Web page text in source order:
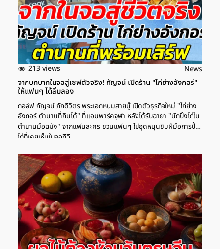
213 views News
จากบทบาทในจอสู่เชฟตัวจริง! กัญจน์ เปิดร้าน "ไก่ย่างอังกอร์"
ให้แฟนๆ ได้ลิ้มลอง
กอล์ฟ กัญจน์ ภักดีวิตร พระเอกหนุ่มสายบู๊ เปิดตัวธุรกิจใหม่ "ไก่ย่าง
อังกอร์ ตำนานที่กินได้" ที่แอมพาร์คจุฬา หลังได้รับฉายา "นักปิ้งไก่ใน
ตำนานมือฉมัง" จากแฟนละคร ชวนแฟนๆ ไปอุดหนุนชิมฝีมือการปิ้ง
ไก่ที่เคยเห็นในจอทีวี